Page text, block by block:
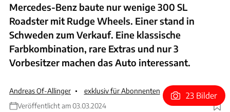
Mercedes-Benz baute nur wenige 300 SL
Roadster mit Rudge Wheels. Einer stand in
Schweden zum Verkauf. Eine klassische
Farbkombination, rare Extras und nur 3
Vorbesitzer machen das Auto interessant.
Andreas Of-Allinger
exklusiv für Abonnenten
Veröffentlicht am 03.03.2024
23 Bilder